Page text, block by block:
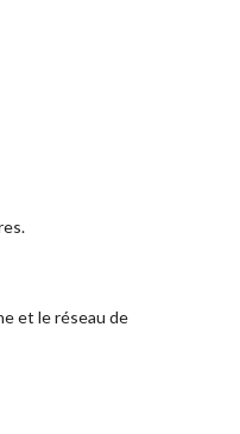
et le réseau de